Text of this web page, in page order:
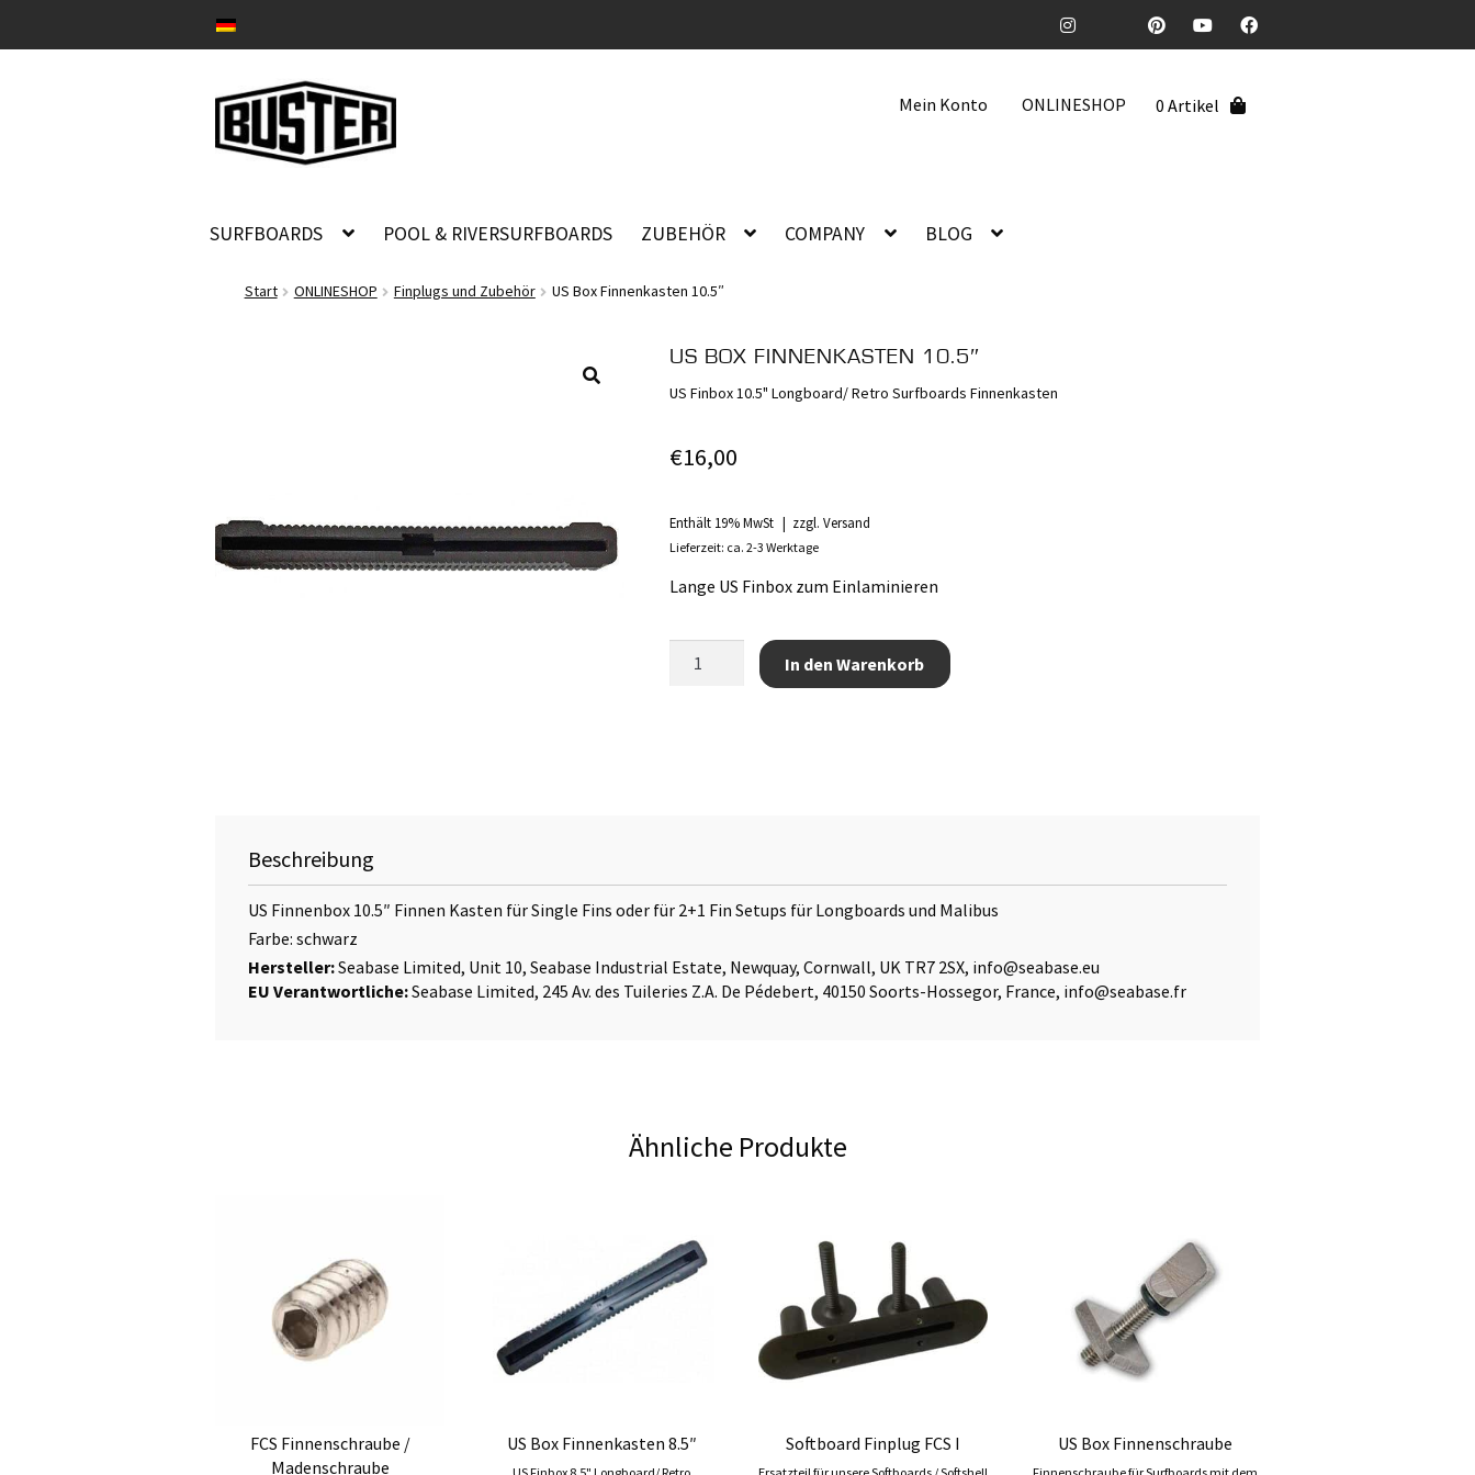
Zur
Navigation
springen
Zum
Inhalt
springen
0 Artikel
Mein Konto ONLINESHOP
SURFBOARDS POOL & RIVERSURFBOARDS ZUBEHÖR COMPANY BLOG
Start ONLINESHOP Finplugs und Zubehör US Box Finnenkasten 10.5″
US BOX FINNENKASTEN 10.5″
US Finbox 10.5" Longboard/ Retro Surfboards Finnenkasten
€16,00
Enthält 19% MwSt zzgl. Versand
Lieferzeit: ca. 2-3 Werktage
Lange US Finbox zum Einlaminieren
Box
In den Warenkorb
Beschreibung
US Finnenbox 10.5″ Finnen Kasten für Single Fins oder für 2+1 Fin Setups für Longboards und Malibus
Farbe: schwarz
Hersteller:Seabase Limited, Unit 10, Seabase Industrial Estate, Newquay, Cornwall, UK TR7 2SX, info@seabase.eu
EU Verantwortliche:Seabase Limited, 245 Av. des Tuileries Z.A. De Pédebert, 40150 Soorts-Hossegor, France, info@seabase.fr
Ähnliche Produkte
FCS Finnenschraube /
Madenschraube
US Box Finnenkasten 8.5″ Softboard Finplug FCS I
auf.
Optionen
können
Produktseite
gewählt
US Box Finnenschraube